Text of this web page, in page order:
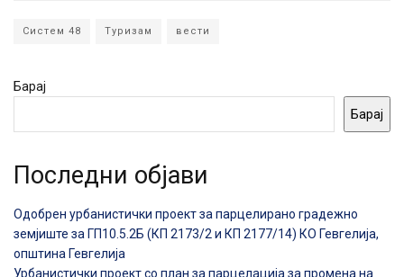
Систем 48 Туризам вести
Барај
Барај
Последни објави
Одобрен урбанистички проект за парцелирано градежно
земјиште за ГП10.5.2Б (КП 2173/2 и КП 2177/14) КО Гевгелија,
општина Гевгелија
Урбанистички проект со план за парцелација за промена на